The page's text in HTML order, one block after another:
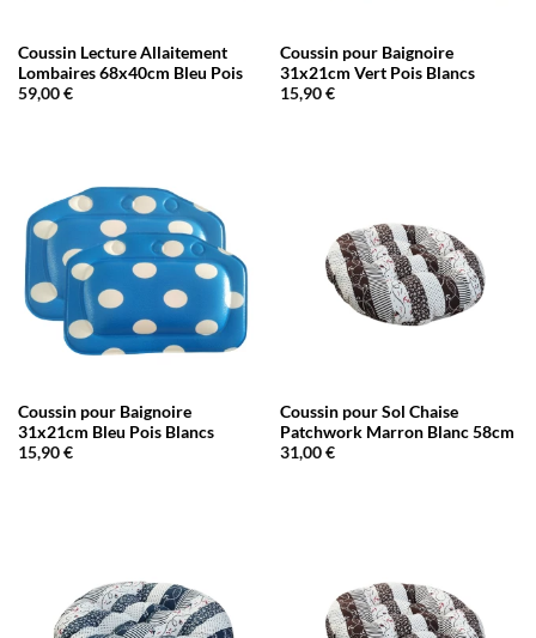
Coussin Lecture Allaitement
Lombaires 68x40cm Bleu Pois
59,00€
Coussin pour Baignoire
31x21cm Vert Pois Blancs
15,90€
Coussin pour Baignoire
31x21cm Bleu Pois Blancs
15,90€
Coussin pour Sol Chaise
Patchwork Marron Blanc 58cm
31,00€